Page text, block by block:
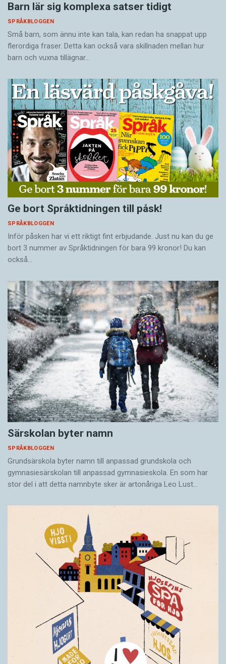
Barn lär sig komplexa satser tidigt
SPRÅKBLOGGEN
Små barn, som ännu inte kan tala, kan redan ha snappat upp
flerordiga fraser. Detta kan också vara skillnaden mellan hur
barn och vuxna tillägnar…
Ge bort Språktidningen till påsk!
SPRÅKBLOGGEN
Inför påsken har vi ett riktigt fint erbjudande. Just nu kan du ge
bort 3 nummer av Språktidningen för bara 99 kronor! Du kan
också…
Särskolan byter namn
SPRÅKBLOGGEN
Grundsärskola byter namn till anpassad grundskola och
gymnasiesärskolan till anpassad gymnasieskola. En som har
stor del i att detta namnbyte sker är artonåriga Leo Lust…